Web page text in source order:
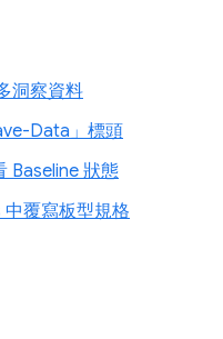
洞察資料
Data」標頭
Baseline 狀態
覆寫板型規格